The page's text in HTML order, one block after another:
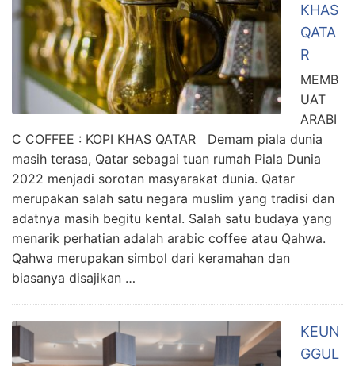
KHAS
QATA
R
MEMB
UAT
ARABI
C COFFEE : KOPI KHAS QATAR Demam piala dunia
masih terasa, Qatar sebagai tuan rumah Piala Dunia
2022 menjadi sorotan masyarakat dunia. Qatar
merupakan salah satu negara muslim yang tradisi dan
adatnya masih begitu kental. Salah satu budaya yang
menarik perhatian adalah arabic coffee atau Qahwa.
Qahwa merupakan simbol dari keramahan dan
biasanya disajikan …
KEUN
GGUL